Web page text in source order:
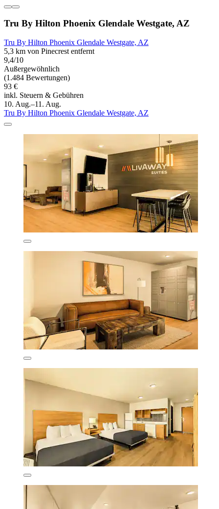
Tru By Hilton Phoenix Glendale Westgate, AZ
Tru By Hilton Phoenix Glendale Westgate, AZ
5,3 km von Pinecrest entfernt
9,4/10
Außergewöhnlich
(1.484 Bewertungen)
93 €
inkl. Steuern & Gebühren
10. Aug.–11. Aug.
Tru By Hilton Phoenix Glendale Westgate, AZ